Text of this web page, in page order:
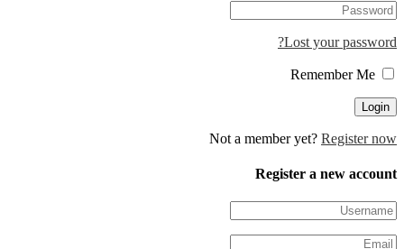
Lost your
Not a member yet?
Register a new